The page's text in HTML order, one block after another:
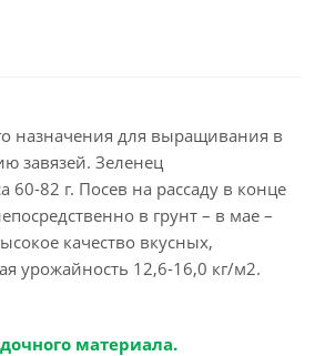
назначения для выращивания в
завязей. Зеленец
82 г. Посев на рассаду в конце
в грунт – в мае –
качество вкусных,
урожайность 12,6-16,0 кг/м2.
материала.